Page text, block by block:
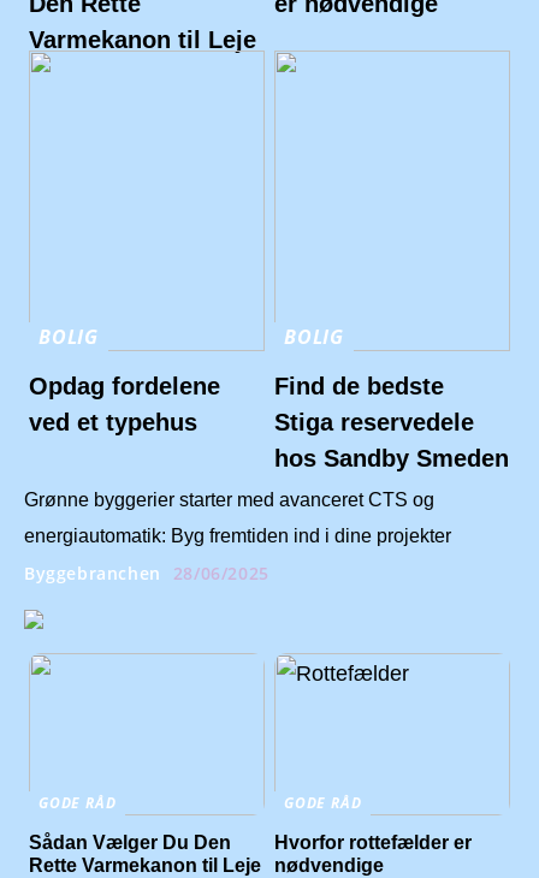
Varmekanon til Leje
BOLIG
Opdag fordelene
ved et typehus
BOLIG
Find de bedste
Stiga reservedele
hos Sandby Smeden
Grønne byggerier starter med avanceret CTS og
energiautomatik: Byg fremtiden ind i dine projekter
Byggebranchen 28/06/2025
GODE RÅD
Sådan Vælger Du Den
Rette Varmekanon til Leje
GODE RÅD
Hvorfor rottefælder er
nødvendige